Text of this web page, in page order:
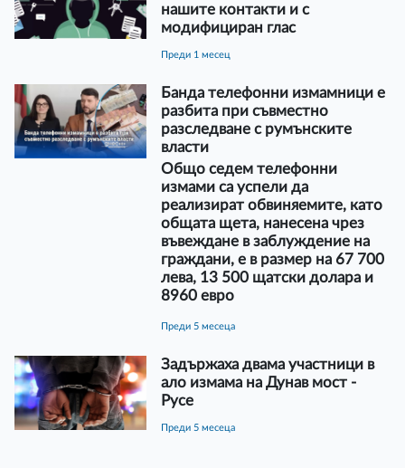
нашите контакти и с
модифициран глас
преди 1 месец
Банда телефонни измамници е
разбита при съвместно
разследване с румънските
власти
Общо седем телефонни
измами са успели да
реализират обвиняемите, като
общата щета, нанесена чрез
въвеждане в заблуждение на
граждани, е в размер на 67 700
лева, 13 500 щатски долара и
8960 евро
преди 5 месеца
Задържаха двама участници в
ало измама на Дунав мост -
Русе
преди 5 месеца